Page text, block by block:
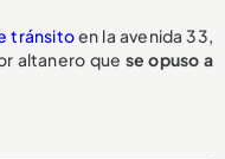
tránsitoen la avenida 33,
altanero que se opuso a